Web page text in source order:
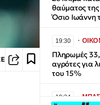
θαύματος
Όσιο Ιωάννη
19:30 ∙
Πληρωμές
αγρότες για
του 15%
19:24